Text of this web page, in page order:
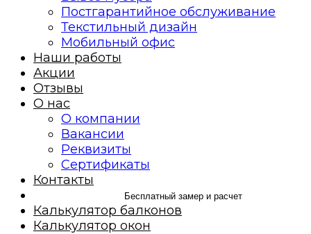
Постгарантийное обслуживание
Текстильный дизайн
Мобильный офис
Наши работы
Акции
Отзывы
О нас
О компании
Вакансии
Реквизиты
Сертификаты
Контакты
Бесплатный замер и расчет
Калькулятор балконов
Калькулятор окон